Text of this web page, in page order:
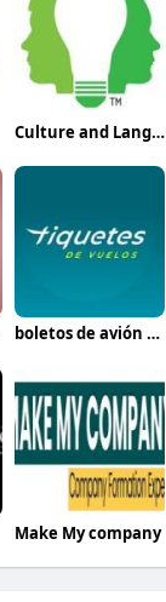
Culture and Language Center
boletos de avión baratos México
Make My company